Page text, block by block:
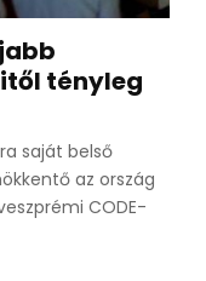
tényleg
saját belső
az ország
CODE-